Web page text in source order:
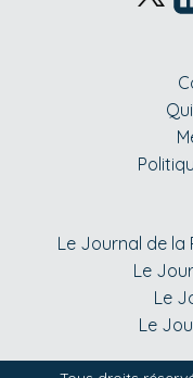
Le Journal de la
Le
Le
Le